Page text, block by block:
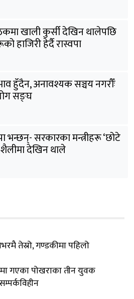
खाली कुर्सी देखिन थालेपछि
हाजिरी हेर्दै रास्वपा
हुँदैन, अनावश्यक सञ्चय नगरौँः
सङ्घ
भन्छन्- सरकारका मन्त्रीहरू ‘छोटे
शैलीमा देखिन थाले
तेस्रो, गण्डकीमा पहिलो
गएका पोखराका तीन युवक